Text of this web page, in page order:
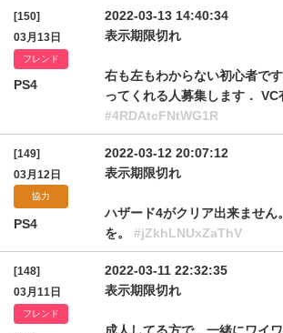
[150]
03月13日
フレンド
PS4
2022-03-13 14:40:34
表示期限切れ
右も左もわからない初心者で
ってくれる人募集します．
#4RDAtcFNtWG1R
[149]
03月12日
協力
PS4
2022-03-12 20:07:12
表示期限切れ
ハザード4がクリア出来ません
を。 #jZkhLNUxZaThV
[148]
03月11日
フレンド
2022-03-11 22:32:35
表示期限切れ